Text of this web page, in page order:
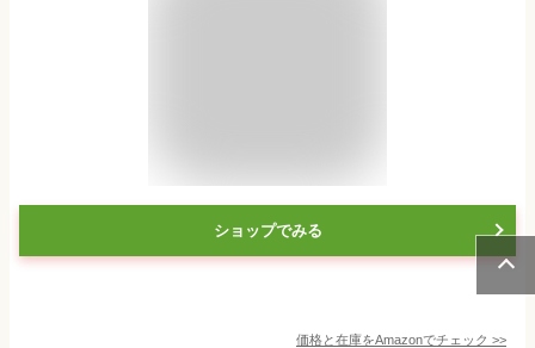
ショップでみる
価格と在庫をAmazonでチェック >>